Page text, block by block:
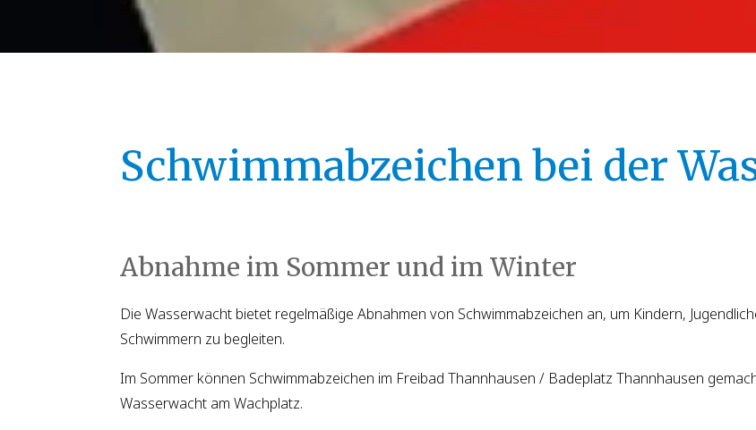
Schwimmabzeichen bei der
Abnahme im Sommer und im Winter
Die Wasserwacht bietet regelmäßige Abnahmen von Schwimmabzeichen an, um Kindern,
Schwimmern zu begleiten.
Im Sommer können Schwimmabzeichen im Freibad Thannhausen / Badeplatz Thannhausen
Wasserwacht am Wachplatz.